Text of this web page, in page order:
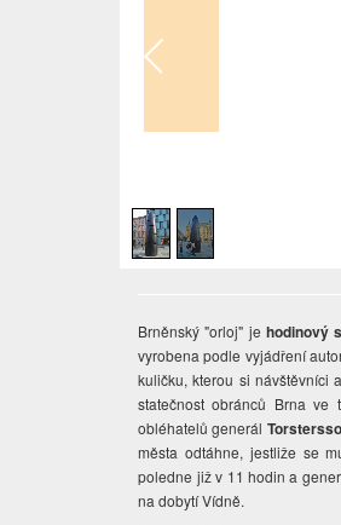
Brněnský "orloj" jehodinový
vyrobena podle vyjádření
kuličku, kterou si návštěvníci
statečnost obránců Brna ve
obléhatelů generál
města odtáhne, jestliže se
poledne již v 11 hodin a
na dobytí Vídně.